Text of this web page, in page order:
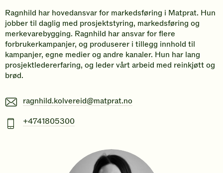
Ragnhild har hovedansvar for markedsføring i Matprat. Hun
jobber til daglig med prosjektstyring, markedsføring og
merkevarebygging. Ragnhild har ansvar for flere
forbrukerkampanjer, og produserer i tillegg innhold til
kampanjer, egne medier og andre kanaler. Hun har lang
prosjektledererfaring, og leder vårt arbeid med reinkjøtt og
brød.
E-
ragnhild.kolvereid@matprat.no
Mobiltelefonnummer
+4741805300